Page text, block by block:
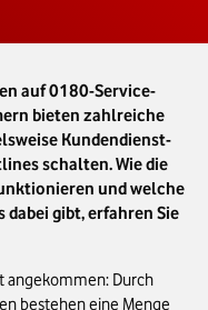
auf 0180-Service-
bieten zahlreiche
Kundendienst-
schalten. Wie die
und welche
gibt, erfahren Sie
angekommen: Durch
bestehen eine Menge